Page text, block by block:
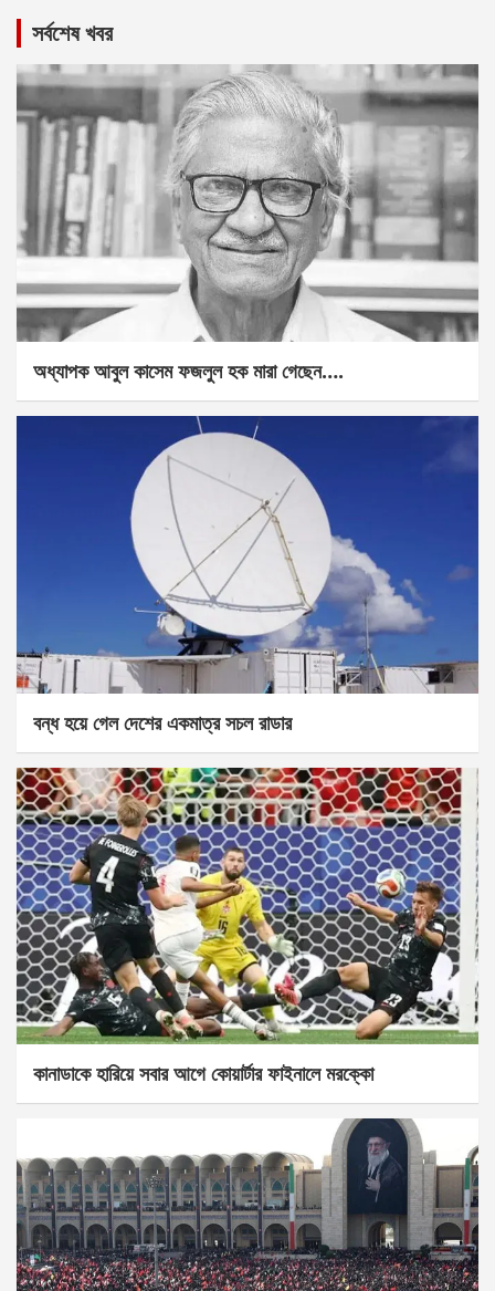
সর্বশেষ খবর
অধ্যাপক আবুল কাসেম ফজলুল হক মারা গেছেন….
বন্ধ হয়ে গেল দেশের একমাত্র সচল রাডার
কানাডাকে হারিয়ে সবার আগে কোয়ার্টার ফাইনালে মরক্কো